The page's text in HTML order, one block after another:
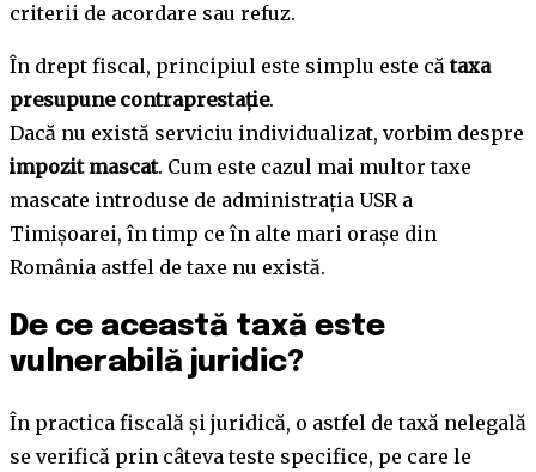
criterii de acordare sau refuz.
În drept fiscal, principiul este simplu este cătaxa
presupune contraprestație.
Dacă nu există serviciu individualizat, vorbim despre
impozit mascat. Cum este cazul mai multor taxe
mascate introduse de administrația USR a
Timișoarei, în timp ce în alte mari orașe din
România astfel de taxe nu există.
De ce această taxă este
vulnerabilă juridic?
În practica fiscală și juridică, o astfel de taxă nelegală
se verifică prin câteva teste specifice, pe care le